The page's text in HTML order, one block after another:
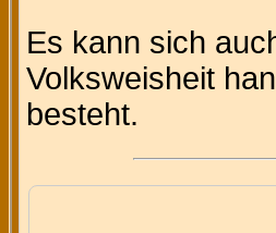
Es kann sich
Volksweisheit
besteht.